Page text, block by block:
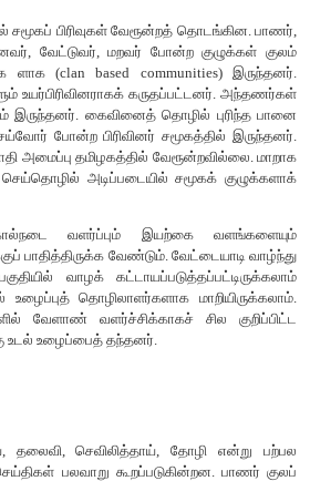
கீழ் ஒன்றுபட்டு
குலத்தலைமைச் சமுதாயத்திலிருந்து
மாறிக்கொண்டிருந்தது.
,கானவர்,வேட்டுவர்,மறவர் போன்ற
ளாக
clan based
உயர்பிரிவினராகக்
இருந்தனர்.கைவினைத் தொழில்
செய்வோர் போன்ற
,கால்நடை வளர்ப்பும்
இயற்கை